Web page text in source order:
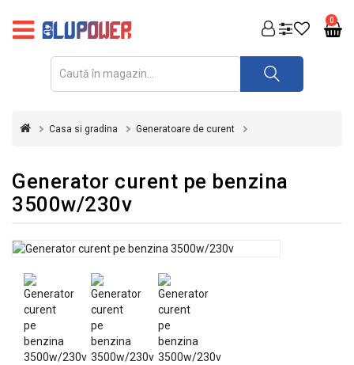
0
FOTOVOLTAICE
REDRESOARE
INVERTOARE
&
TENSIUNE
CASA
GRADINA
Casa si gradina Generatoare de curent
Generator curent pe benzina
3500w/230v